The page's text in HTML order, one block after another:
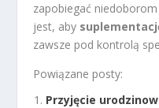
zapobiegać
jest, aby
zawsze pod kontrolą
Powiązane posty:
Przyjęcie